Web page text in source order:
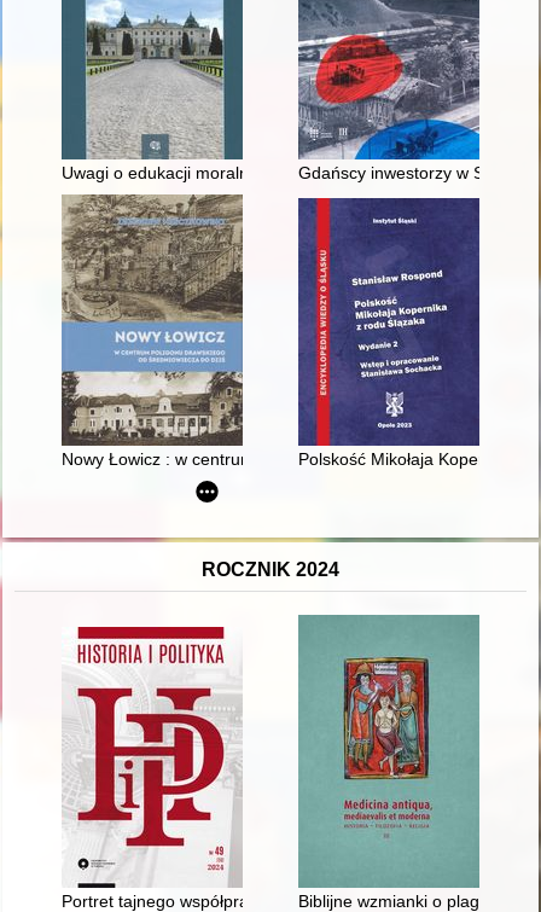
Uwagi o edukacji moralnej synów szlacheckich w XVI-
Gdańscy inwestorzy w
Nowy Łowicz : w centrum poligonu drawskiego od
Polskość Mikołaja Kopernika z
ROCZNIK 2024
Portret tajnego współpracownika "bezpieki" : badania źródeł
Biblijne wzmianki o plagach i